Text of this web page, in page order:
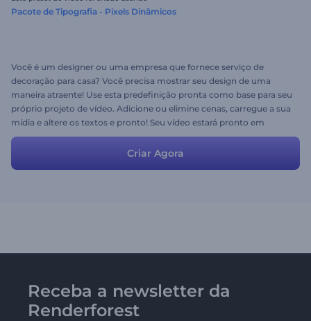
Pacote de Tipografia - Pixels Dinâmicos
Você é um designer ou uma empresa que fornece serviço de
decoração para casa? Você precisa mostrar seu design de uma
maneira atraente! Use esta predefinição pronta como base para seu
próprio projeto de vídeo. Adicione ou elimine cenas, carregue a sua
mídia e altere os textos e pronto! Seu vídeo estará pronto em
alguns minutos.
Criar Agora
Receba a newsletter da
Renderforest